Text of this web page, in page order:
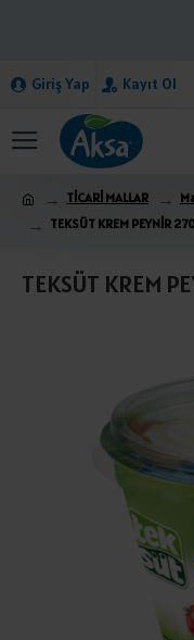
Giriş Yap Kayıt Ol
TİCARİ MALLAR
TEKSÜT KREM PEYNİR
TEKSÜT KREM